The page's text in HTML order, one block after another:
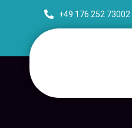
+49 176 252 73002